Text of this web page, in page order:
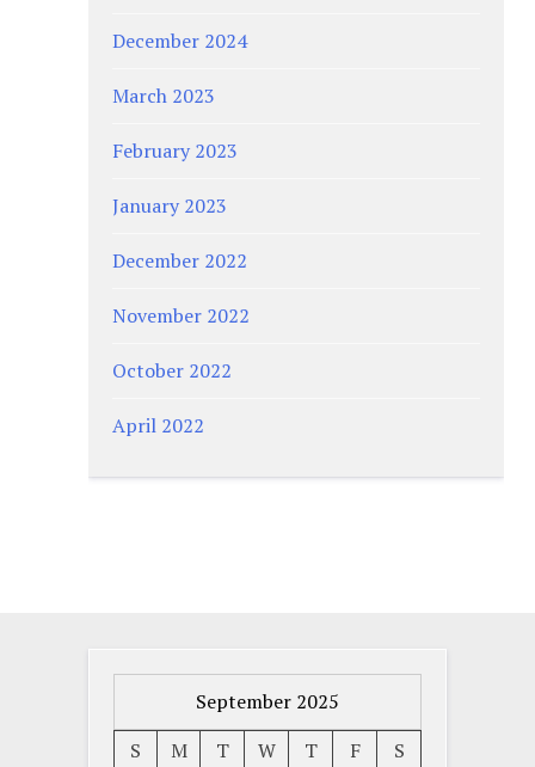
December 2024
March 2023
February 2023
January 2023
December 2022
November 2022
October 2022
April 2022
September 2025
S
M T W T F S